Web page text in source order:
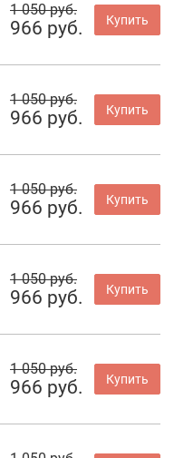
1 050 руб.
966 руб. Купить
1 050 руб.
966 руб. Купить
1 050 руб.
966 руб. Купить
1 050 руб.
966 руб. Купить
1 050 руб.
966 руб. Купить